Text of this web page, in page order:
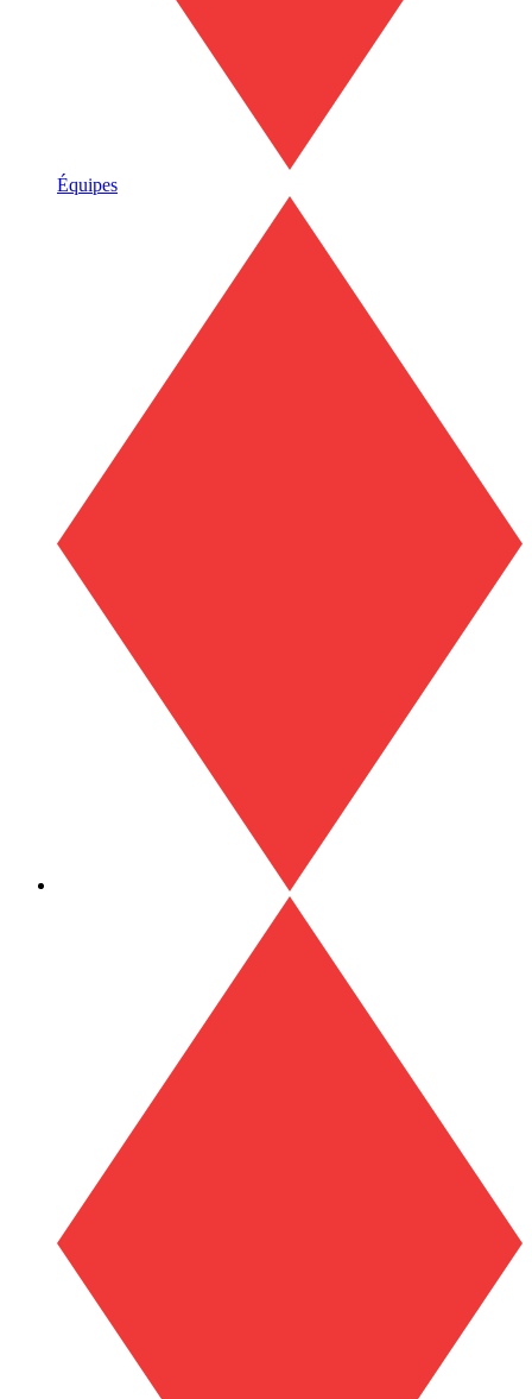
Équipes